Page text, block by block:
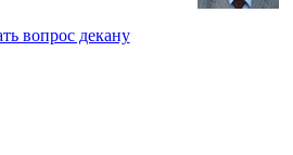
вопрос декану